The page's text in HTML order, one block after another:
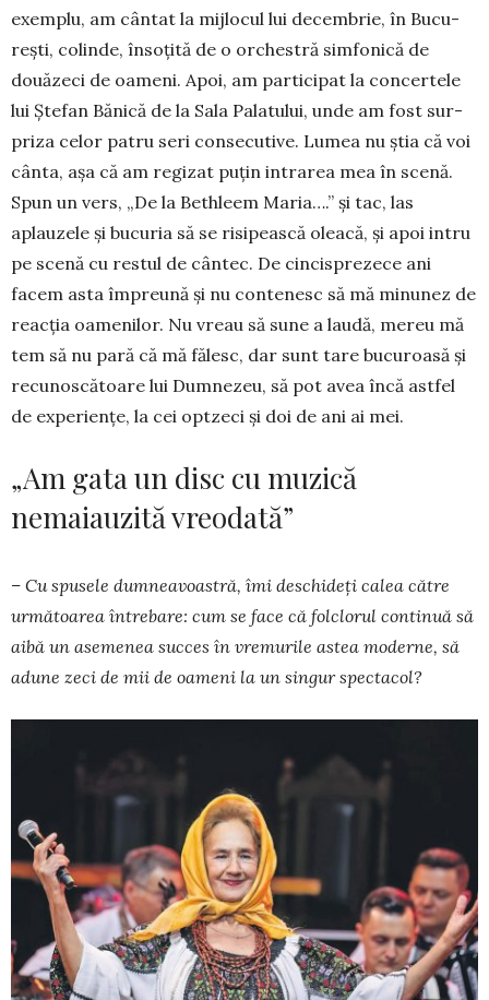
exem­plu, am cântat la mijlocul lui decembrie, în Bu­cu­
reşti, colinde, însoţită de o or­ches­tră simfonică de
două­zeci de oameni. Apoi, am participat la con­certele
lui Ște­fan Bănică de la Sala Palatului, unde am fost sur­
pri­za celor patru seri conse­cu­ti­ve. Lumea nu ştia că voi
cânta, aşa că am regizat puţin intrarea mea în scenă.
Spun un vers, „De la Bethle­em Maria….” şi tac, las
aplauzele şi bucuria să se risi­peas­că oleacă, şi apoi intru
pe scenă cu restul de cântec. De cinci­sprezece ani
facem asta împreună şi nu contenesc să mă minunez de
reacţia oame­ni­lor. Nu vreau să sune a laudă, mereu mă
tem să nu pară că mă fălesc, dar sunt tare bucu­roasă şi
recu­noscătoare lui Dumne­zeu, să pot avea încă astfel
de experienţe, la cei optzeci şi doi de ani ai mei.
„Am gata un disc cu muzică
nemaiauzită vreodată”
– Cu spusele dumneavoastră, îmi deschideţi calea către
următoarea între­ba­re: cum se face că folclorul continuă să
aibă un asemenea succes în vremurile astea moderne, să
adune zeci de mii de oameni la un singur spectacol?